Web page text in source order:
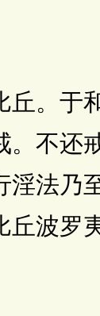
。于
。不还
淫法乃
丘波罗